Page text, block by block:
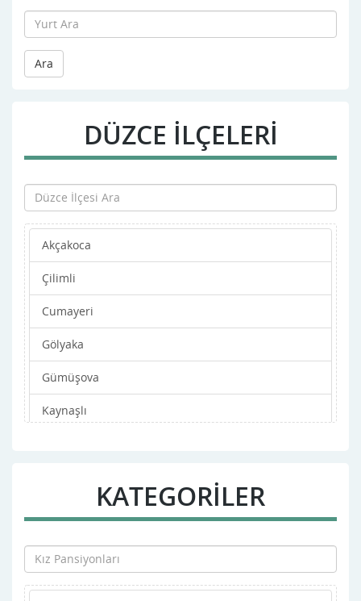
Ara
DÜZCE İLÇELERİ
Akçakoca
Çilimli
Cumayeri
Gölyaka
Gümüşova
Kaynaşlı
KATEGORİLER